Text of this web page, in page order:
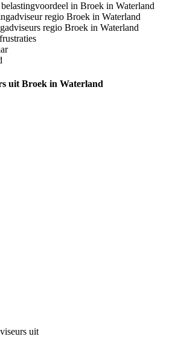
in Broek in Waterland
regio Broek in Waterland
regio Broek in Waterland
uit Broek in Waterland
uit